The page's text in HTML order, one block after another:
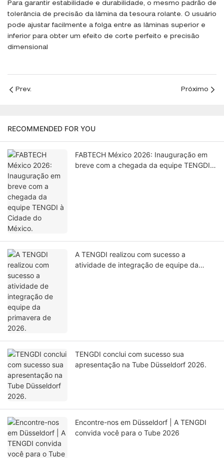
Para garantir estabilidade e durabilidade, o mesmo padrão de
tolerância de precisão da lâmina da tesoura rolante. O usuário
pode ajustar facilmente a folga entre as lâminas superior e
inferior para obter um efeito de corte perfeito e precisão
dimensional
Prev. Próximo
RECOMMENDED FOR YOU
FABTECH México 2026: Inauguração em
breve com a chegada da equipe TENGDI à
A TENGDI realizou com sucesso a
atividade de integração de equipe da
TENGDI conclui com sucesso sua
apresentação na Tube Düsseldorf 2026.
Encontre-nos em Düsseldorf | A TENGDI
convida você para o Tube 2026